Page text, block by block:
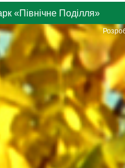
«Північне Поділля»